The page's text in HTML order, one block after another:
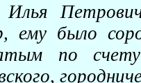
Илья
ему было
по